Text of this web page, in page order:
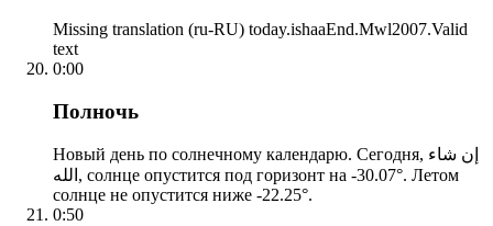
Missing translation (ru-RU) today.ishaaEnd.Mwl2007.Valid
text
0:00
Полночь
Новый день по солнечному календарю. Сегодня, إن شاء
الله, солнце опустится под горизонт на -30.07°. Летом
солнце не опустится ниже -22.25°.
0:50